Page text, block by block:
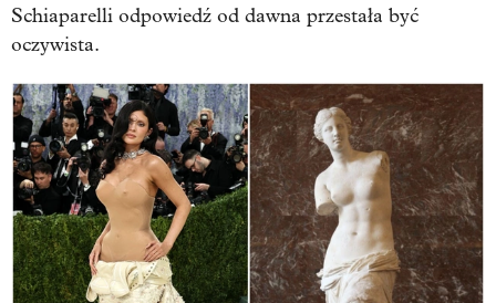
Schiaparelli odpowiedź od dawna przestała być
oczywista.